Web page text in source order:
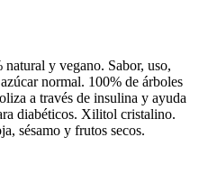
y vegano. Sabor, uso,
normal. 100% de árboles
a través de insulina y ayuda
diabéticos. Xilitol cristalino.
sésamo y frutos secos.